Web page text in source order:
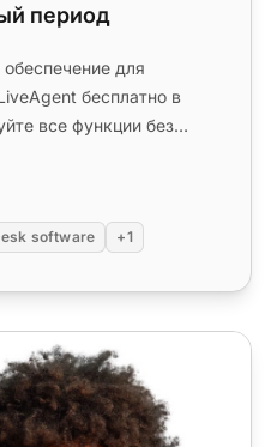
период
для
бесплатно в
все функции без
software +1
- почему LiveAgent -